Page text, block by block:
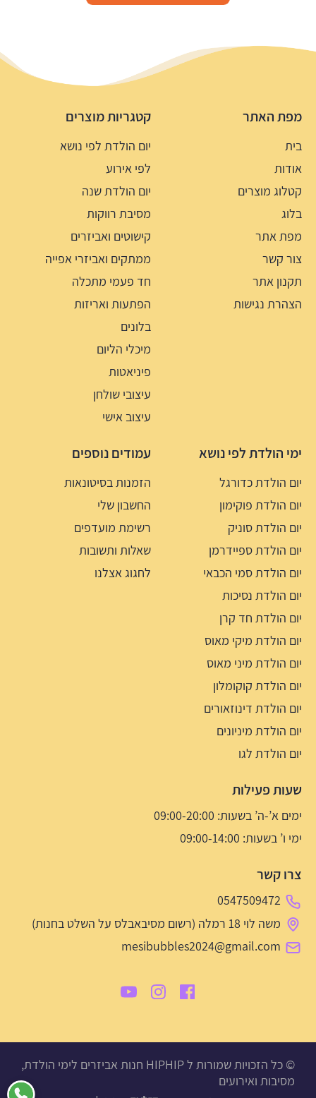
מפת האתר
בית
אודות
קטלוג מוצרים
בלוג
מפת אתר
צור קשר
תקנון אתר
הצהרת נגישות
קטגריות מוצרים
יום הולדת לפי נושא
לפי אירוע
יום הולדת שנה
מסיבת רווקות
קישוטים ואביזרים
ממתקים ואביזרי אפייה
חד פעמי מתכלה
הפתעות ואריזות
בלונים
מיכלי הליום
פיניאטות
עיצובי שולחן
עיצוב אישי
ימי הולדת לפי נושא
יום הולדת כדורגל
יום הולדת פוקימון
יום הולדת סוניק
יום הולדת ספיידרמן
יום הולדת סמי הכבאי
יום הולדת נסיכות
יום הולדת חד קרן
יום הולדת מיקי מאוס
יום הולדת מיני מאוס
יום הולדת קוקומלון
יום הולדת דינוזאורים
יום הולדת מיניונים
יום הולדת לגו
עמודים נוספים
הזמנות בסיטונאות
החשבון שלי
רשימת מועדפים
שאלות ותשובות
לחגוג אצלנו
שעות פעילות
ימים א’-ה’ בשעות: 09:00-20:00
ימי ו’ בשעות: 09:00-14:00
צרו קשר
0547509472
משה לוי 18 רמלה (רשום מסיבאבלס על השלט בחנות)
mesibubbles2024@gmail.com
© כל הזכויות שמורות ל HIPHIP חנות אביזרים לימי הולדת,
מסיבות ואירועים